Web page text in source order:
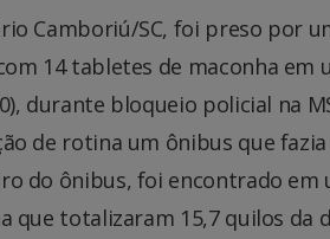
Camboriú/SC, foi preso por
14 tabletes de maconha em
durante bloqueio policial na
de rotina um ônibus que
do ônibus, foi encontrado em
que totalizaram 15,7 quilos da